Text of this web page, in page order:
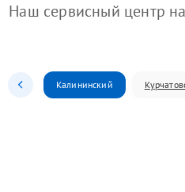
Наш сервисный центр
Калининский